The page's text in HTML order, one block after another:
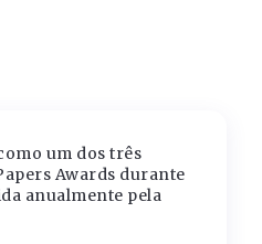
um dos três
Awards durante
anualmente pela